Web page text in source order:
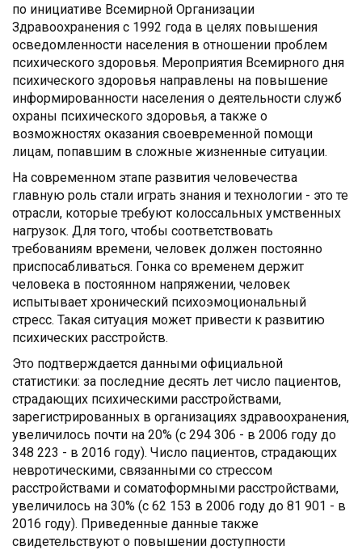
по инициативе Всемирной Организации
Здравоохранения с 1992 года в целях повышения
осведомленности населения в отношении проблем
психического здоровья. Мероприятия Всемирного дня
психического здоровья направлены на повышение
информированности населения о деятельности служб
охраны психического здоровья, а также о
возможностях оказания своевременной помощи
лицам, попавшим в сложные жизненные ситуации.
На современном этапе развития человечества
главную роль стали играть знания и технологии - это те
отрасли, которые требуют колоссальных умственных
нагрузок. Для того, чтобы соответствовать
требованиям времени, человек должен постоянно
приспосабливаться. Гонка со временем держит
человека в постоянном напряжении, человек
испытывает хронический психоэмоциональный
стресс. Такая ситуация может привести к развитию
психических расстройств.
Это подтверждается данными официальной
статистики: за последние десять лет число пациентов,
страдающих психическими расстройствами,
зарегистрированных в организациях здравоохранения,
увеличилось почти на 20% (с 294 306 - в 2006 году до
348 223 - в 2016 году). Число пациентов, страдающих
невротическими, связанными со стрессом
расстройствами и соматоформными расстройствами,
увеличилось на 30% (с 62 153 в 2006 году до 81 901 - в
2016 году). Приведенные данные также
свидетельствуют о повышении доступности